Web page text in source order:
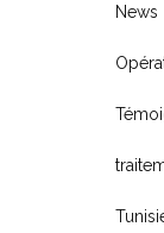
News